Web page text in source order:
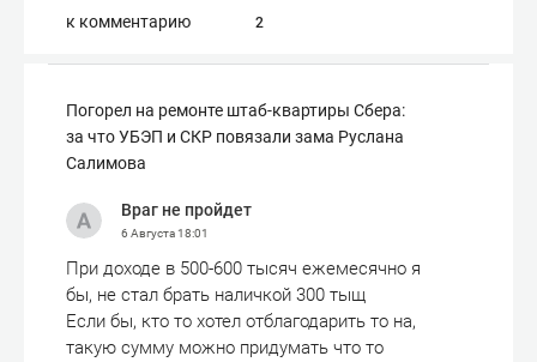
к комментарию 2
Погорел на ремонте штаб-квартиры Сбера:
за что УБЭП и СКР повязали зама Руслана
Салимова
Враг не пройдет
6 Августа18:01
При доходе в 500-600 тысяч ежемесячно я
бы, не стал брать наличкой 300 тыщ
Если бы, кто то хотел отблагодарить то на,
такую сумму можно придумать что то